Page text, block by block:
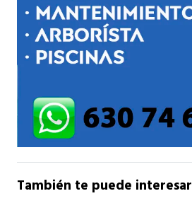
También te puede interesar